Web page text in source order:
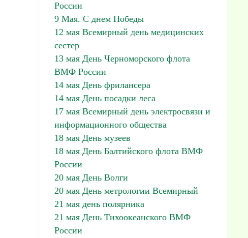
России
9 Мая. С днем Победы
12 мая Всемирный день медицинских
сестер
13 мая День Черноморского флота
ВМФ России
14 мая День фрилансера
14 мая День посадки леса
17 мая Всемирный день электросвязи и
информационного общества
18 мая День музеев
18 мая День Балтийского флота ВМФ
России
20 мая День Волги
20 мая День метрологии Всемирный
21 мая день полярника
21 мая День Тихоокеанского ВМФ
России